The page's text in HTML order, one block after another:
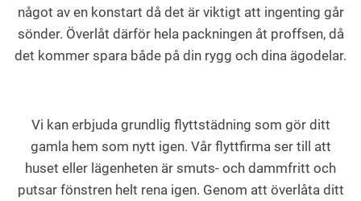
något av en konstart då det är viktigt att ingenting går
sönder. Överlåt därför hela packningen åt proffsen, då
det kommer spara både på din rygg och dina ägodelar.
Vi kan erbjuda grundlig flyttstädning som gör ditt
gamla hem som nytt igen. Vår flyttfirma ser till att
huset eller lägenheten är smuts- och dammfritt och
putsar fönstren helt rena igen. Genom att överlåta ditt